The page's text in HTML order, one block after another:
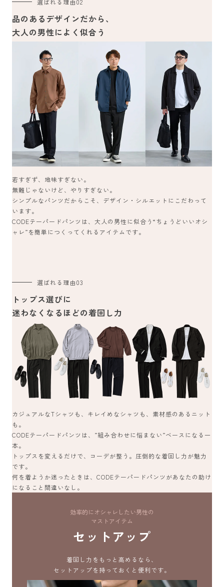
選ばれる理由02
品のあるデザインだから、
大人の男性によく似合う
若すぎず、地味すぎない。
無難じゃないけど、やりすぎない。
シンプルなパンツだからこそ、デザイン・シルエットにこだわって
います。
CODEテーパードパンツは、大人の男性に似合う“ちょうどいいオシ
ャレ”を簡単につくってくれるアイテムです。
選ばれる理由03
トップス選びに
迷わなくなるほどの着回し力
カジュアルなTシャツも、キレイめなシャツも、素材感のあるニット
も。
CODEテーパードパンツは、”組み合わせに悩まない”ベースになる一
本。
トップスを変えるだけで、コーデが整う。圧倒的な着回し力が魅力
です。
何を着ようか迷ったときは、CODEテーパードパンツがあなたの助け
になること間違いなし。
効率的にオシャレしたい男性の
マストアイテム
セットアップ
着回し力をもっと高めるなら、
セットアップを持っておくと便利です。